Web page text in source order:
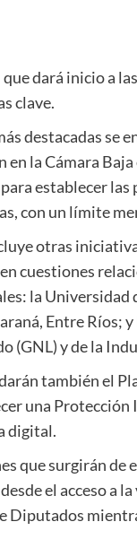
dará inicio a
clave.
destacadas se
en la Cámara
establecer
con un límite
otras
cuestiones
la Universidad
Entre Ríos;
(GNL) y de la
también el
una Protección
digital.
que surgirán
el acceso a
Diputados